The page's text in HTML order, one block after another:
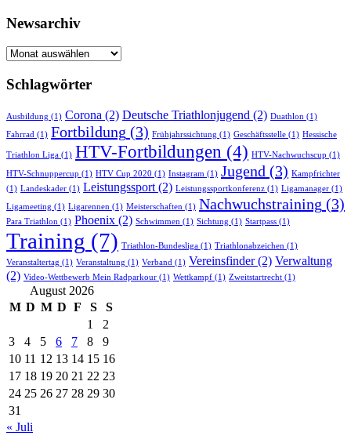
Newsarchiv
Newsarchiv
Schlagwörter
Ausbildung (1) Corona (2) Deutsche Triathlonjugend (2) Duathlon (1)
Fahrrad (1) Fortbildung (3) Frühjahrssichtung (1) Geschäftsstelle (1) Hessische
Triathlon Liga (1) HTV-Fortbildungen (4) HTV-Nachwuchscup (1)
HTV-Schnuppercup (1) HTV Cup 2020 (1) Instagram (1) Jugend (3) Kampfrichter
(1) Landeskader (1) Leistungssport(2) Leistungssportkonferenz (1) Ligamanager (1)
Ligameeting (1) Ligarennen (1) Meisterschaften (1) Nachwuchstraining (3)
Para Triathlon (1) Phoenix (2) Schwimmen (1) Sichtung (1) Startpass (1)
Training (7) Triathlon-Bundesliga (1) Triathlonabzeichen (1)
Veranstaltertag (1) Veranstaltung (1) Verband (1) Vereinsfinder(2) Verwaltung
(2) Video-Wettbewerb Mein Radparkour (1) Wettkampf (1) Zweitstartrecht (1)
August 2026
M D M D F S
S
1
2
3
4 5 6 7 8
9
10 11 12 13 14 15 16
17 18 19 20 21 22 23
24 25 26 27 28 29 30
31
« Juli